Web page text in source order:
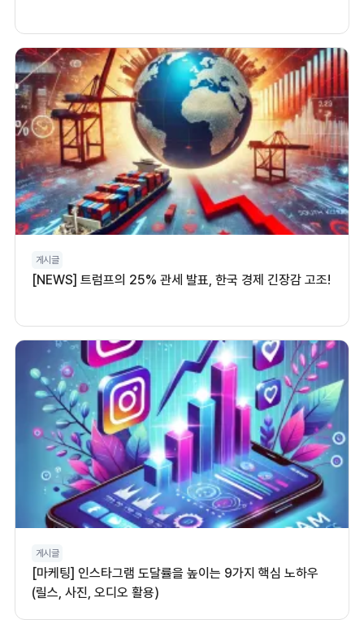
게시글
[NEWS] 트럼프의 25% 관세 발표, 한국 경제 긴장감 고조!
게시글
[마케팅] 인스타그램 도달률을 높이는 9가지 핵심 노하우
(릴스, 사진, 오디오 활용)